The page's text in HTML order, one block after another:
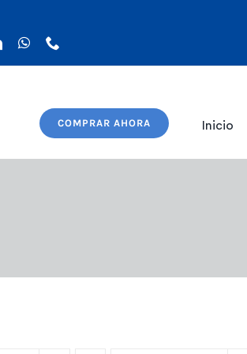
COMPRAR AHORA Inicio